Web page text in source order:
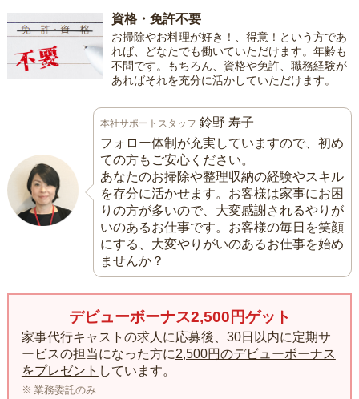
資格・免許不要
お掃除やお料理が好き！、得意！という方であ
れば、どなたでも働いていただけます。年齢も
不問です。もちろん、資格や免許、職務経験が
あればそれを充分に活かしていただけます。
本社サポートスタッフ 鈴野 寿子
フォロー体制が充実していますので、初め
ての方もご安心ください。
あなたのお掃除や整理収納の経験やスキル
を存分に活かせます。お客様は家事にお困
りの方が多いので、大変感謝されるやりが
いのあるお仕事です。お客様の毎日を笑顔
にする、大変やりがいのあるお仕事を始め
ませんか？
デビューボーナス2,500円ゲット
家事代行キャストの求人に応募後、30日以内に定期サ
ービスの担当になった方に2,500円のデビューボーナス
をプレゼント しています。
業務委託のみ